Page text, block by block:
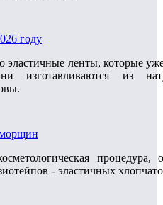
году
ленты, которые
изготавливаются из
- эластичных